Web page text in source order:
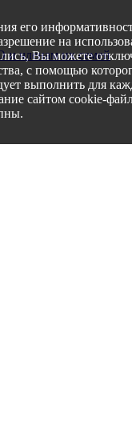
членам их семей
его
на
Вы можете
с помощью
выполнить для
сайтом cookie-